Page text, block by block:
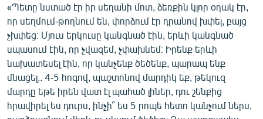
«Պետը նստած էր իր սեղանի մոտ, ձեռքին կլոր օղակ էր,
որ սեղմում-թողնում են, փորձում էր դրանով խփել, բայց
չխփեց։ Մյուս երկուսը կանգնած էին, երևի կանգնած
սպասում էին, որ չվազեմ, չփախնեմ։ Իրենք երևի
նախատեսել էին, որ կանչենք ծեծենք, պարապ ենք
մնացել.. 4-5 հոգով, պաշտոնով մարդիկ եք, թեկուզ
մարդը եթե իրեն վատ էլ պահած լիներ, դու շենքից
հրավիրել ես դուրս, ինչի՞ ես 5 րոպե հետո կանչում ներս,